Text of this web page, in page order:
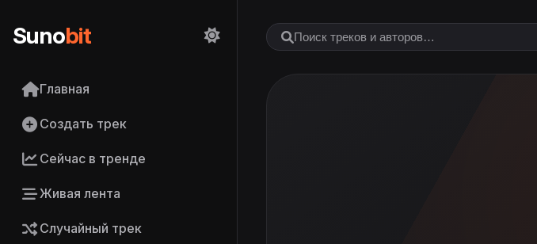
Sunobit
Главная
Создать трек
Сейчас в тренде
Живая лента
Случайный трек